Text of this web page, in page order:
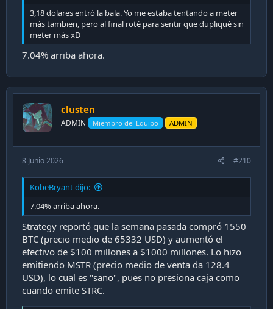
3,18 dolares entró la bala. Yo me estaba tentando a meter
más tambien, pero al final roté para sentir que dupliqué sin
meter más xD
7.04% arriba ahora.
clusten
ADMIN Miembro del Equipo ADMIN
8 Junio 2026 #210
KobeBryant dijo:
7.04% arriba ahora.
Strategy reportó que la semana pasada compró 1550
BTC (precio medio de 65332 USD) y aumentó el
efectivo de $100 millones a $1000 millones. Lo hizo
emitiendo MSTR (precio medio de venta da 128.4
USD), lo cual es "sano", pues no presiona caja como
cuando emite STRC.